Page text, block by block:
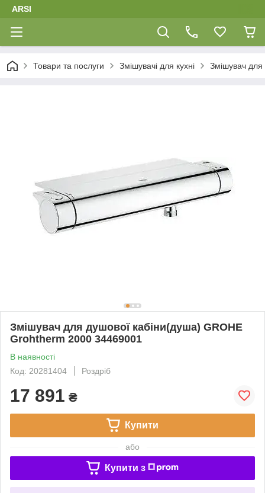
ARSI
Товари та послуги Змішувачі для кухні Змішувач
Змішувач для душової кабіни(душа) GROHE
Grohtherm 2000 34469001
В наявності
Код: 20281404
Роздріб
17 891 ₴
Купити
або
Купити з